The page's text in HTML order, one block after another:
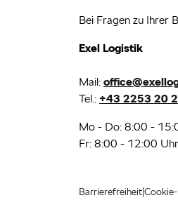
Bei Fragen zu Ihrer
Exel Logistik
Mail:
Tel.: +43 2253 20
Mo - Do: 8:00 -
Fr: 8:00 - 12:00 Uhr
Barrierefreiheit|